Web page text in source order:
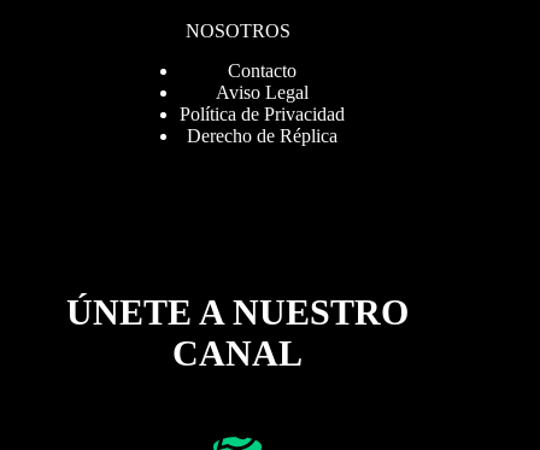
NOSOTROS
Contacto
Aviso Legal
Política de Privacidad
Derecho de Réplica
ÚNETE A NUESTRO
CANAL